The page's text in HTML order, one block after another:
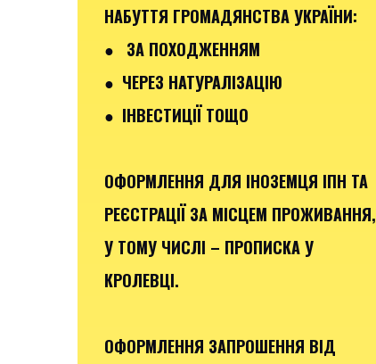
НАБУТТЯ ГРОМАДЯНСТВА УКРАЇНИ:
● ЗА ПОХОДЖЕННЯМ
● ЧЕРЕЗ НАТУРАЛІЗАЦІЮ
● ІНВЕСТИЦІЇ ТОЩО
ОФОРМЛЕННЯ ДЛЯ ІНОЗЕМЦЯ ІПН ТА
РЕЄСТРАЦІЇ ЗА МІСЦЕМ ПРОЖИВАННЯ,
У ТОМУ ЧИСЛІ – ПРОПИСКА У
КРОЛЕВЦІ.
ОФОРМЛЕННЯ ЗАПРОШЕННЯ ВІД